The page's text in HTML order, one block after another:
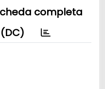
completa